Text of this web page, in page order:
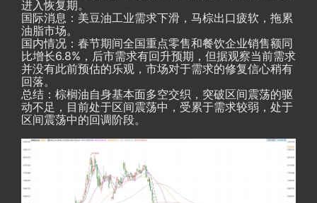
进入恢复期。
国际消息：美豆油工业需求下滑，马棕出口疲软，拖累
油脂市场。
国内情况：春节期间全国重点零售和餐饮企业销售额同
比增长6.8%，后市需求有回升预期，但据观察当前需求
并没有此前预估的乐观，市场对于需求的修复信心稍有
回落。
总结：棕榈油自身基本面多空交织，突破区间震荡的驱
动不足，目前处于区间震荡中，受累于需求较弱，处于
区间震荡中的回调阶段。